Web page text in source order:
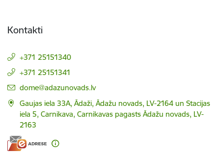
Kontakti
+371 25151340
+371 25151341
E-pasts:
dome@adazunovads.lv
Gaujas iela 33A, Ādaži, Ādažu novads, LV-2164 un Stacijas
iela 5, Carnikava, Carnikavas pagasts Ādažu novads, LV-
2163